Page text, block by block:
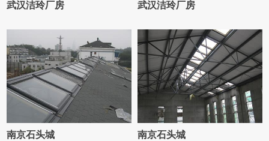
武汉洁玲厂房 武汉洁玲厂房
南京石头城 南京石头城